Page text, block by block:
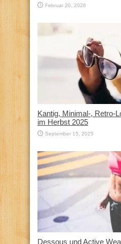
Februar 20, 2026
Kantig, Minimal-, Retro-
im Herbst 2025
September 15, 2025
Dessous und Active